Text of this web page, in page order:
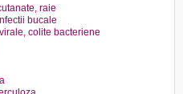
raie
bucale
colite bacteriene